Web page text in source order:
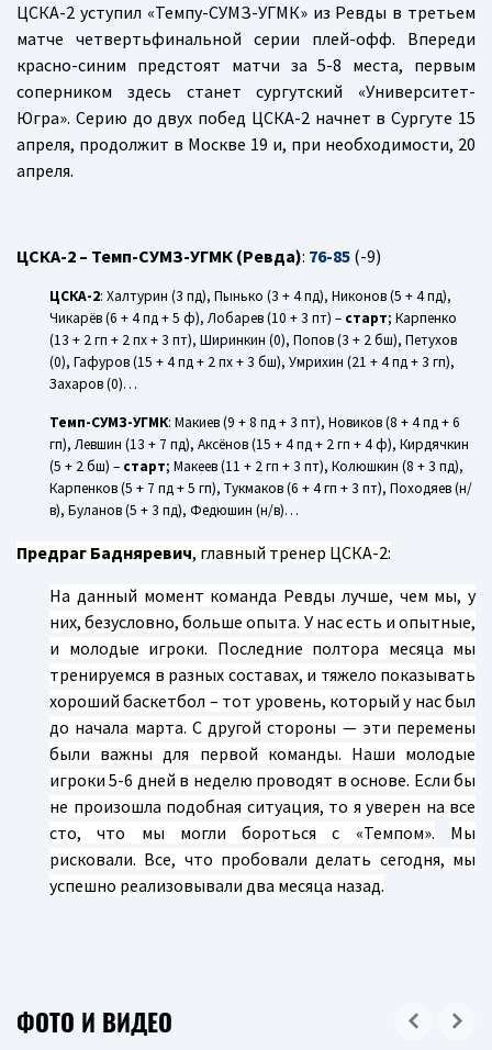
ЦСКА-2 уступил «Темпу-СУМЗ-УГМК» из Ревды в третьем
матче четвертьфинальной серии плей-офф. Впереди
красно-синим предстоят матчи за 5-8 места, первым
соперником здесь станет сургутский «Университет-
Югра». Серию до двух побед ЦСКА-2 начнет в Сургуте 15
апреля, продолжит в Москве 19 и, при необходимости, 20
апреля.
ЦСКА-2 – Темп-СУМЗ-УГМК (Ревда): 76-85 (-9)
ЦСКА-2: Халтурин (3 пд), Пынько (3 + 4 пд), Никонов (5 + 4 пд),
Чикарёв (6 + 4 пд + 5 ф), Лобарев (10 + 3 пт) – старт; Карпенко
(13 + 2 гп + 2 пх + 3 пт), Ширинкин (0), Попов (3 + 2 бш), Петухов
(0), Гафуров (15 + 4 пд + 2 пх + 3 бш), Умрихин (21 + 4 пд + 3 гп),
Захаров (0)…
Темп-СУМЗ-УГМК: Макиев (9 + 8 пд + 3 пт), Новиков (8 + 4 пд + 6
гп), Левшин (13 + 7 пд), Аксёнов (15 + 4 пд + 2 гп + 4 ф), Кирдячкин
(5 + 2 бш) – старт; Макеев (11 + 2 гп + 3 пт), Колюшкин (8 + 3 пд),
Карпенков (5 + 7 пд + 5 гп), Тукмаков (6 + 4 гп + 3 пт), Походяев (н/
в), Буланов (5 + 3 пд), Федюшин (н/в)…
Предраг Бадняревич, главный тренер ЦСКА-2:
На данный момент команда Ревды лучше, чем мы, у
них, безусловно, больше опыта. У нас есть и опытные,
и молодые игроки. Последние полтора месяца мы
тренируемся в разных составах, и тяжело показывать
хороший баскетбол – тот уровень, который у нас был
до начала марта. С другой стороны — эти перемены
были важны для первой команды. Наши молодые
игроки 5-6 дней в неделю проводят в основе. Если бы
не произошла подобная ситуация, то я уверен на все
сто, что мы могли бороться с «Темпом».
Мы
рисковали. Все, что пробовали делать сегодня, мы
успешно реализовывали два месяца назад.
ФОТО И ВИДЕО